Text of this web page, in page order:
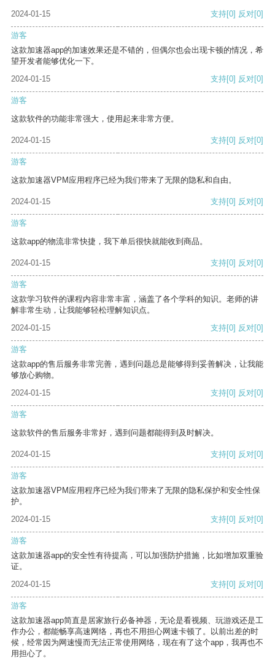
2024-01-15 支持[0] 反对[0]
游客
这款加速器app的加速效果还是不错的，但偶尔也会出现卡顿的情况，希
望开发者能够优化一下。
2024-01-15
支持[0] 反对[0]
游客
这款软件的功能非常强大，使用起来非常方便。
2024-01-15 支持[0] 反对[0]
游客
这款加速器VPM应用程序已经为我们带来了无限的隐私和自由。
2024-01-15 支持[0] 反对[0]
游客
这款app的物流非常快捷，我下单后很快就能收到商品。
2024-01-15 支持[0] 反对[0]
游客
这款学习软件的课程内容非常丰富，涵盖了各个学科的知识。老师的讲
解非常生动，让我能够轻松理解知识点。
2024-01-15
支持[0] 反对[0]
游客
这款app的售后服务非常完善，遇到问题总是能够得到妥善解决，让我能
够放心购物。
2024-01-15
支持[0] 反对[0]
游客
这款软件的售后服务非常好，遇到问题都能得到及时解决。
2024-01-15 支持[0] 反对[0]
游客
这款加速器VPM应用程序已经为我们带来了无限的隐私保护和安全性保
护。
2024-01-15
支持[0] 反对[0]
游客
这款加速器app的安全性有待提高，可以加强防护措施，比如增加双重验
证。
2024-01-15
支持[0] 反对[0]
游客
这款加速器app简直是居家旅行必备神器，无论是看视频、玩游戏还是工
作办公，都能畅享高速网络，再也不用担心网速卡顿了。以前出差的时
候，经常因为网速慢而无法正常使用网络，现在有了这个app，我再也不
用担心了。